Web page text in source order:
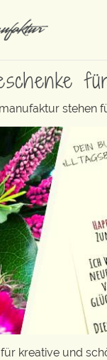
stehen
kreative und